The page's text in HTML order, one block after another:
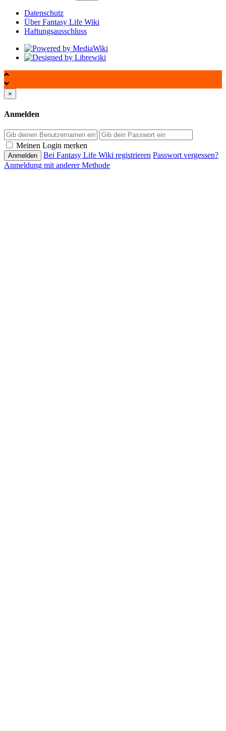
Datenschutz
Über Fantasy Life Wiki
Haftungsausschluss
×
Anmelden
Passwort
Meinen Login merken
Bei Fantasy Life Wiki registrieren Passwort vergessen?
Anmeldung mit anderer Methode